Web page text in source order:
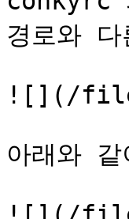
경로와
![](/
아래와